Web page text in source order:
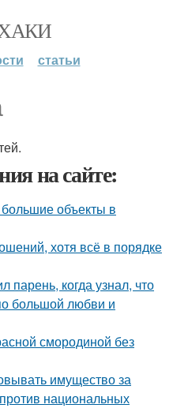
статьи
на сайте:
объекты в
хотя всё в порядке
когда узнал, что
большой любви и
смородиной без
имущество за
национальных